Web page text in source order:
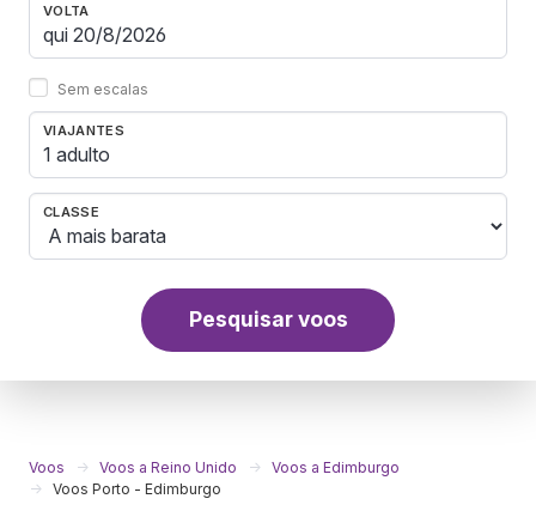
VOLTA
Sem escalas
VIAJANTES
1 adulto
CLASSE
Pesquisar voos
Voos Voos a Reino Unido
Voos a Edimburgo
Voos Porto - Edimburgo